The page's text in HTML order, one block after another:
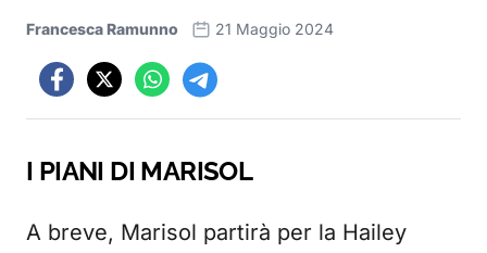
Francesca Ramunno 21 Maggio 2024
I PIANI DI MARISOL
A breve, Marisol partirà per la Hailey